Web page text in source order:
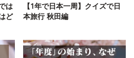
は
ど
【1年で日本一周】クイズで日
本旅行 秋田編